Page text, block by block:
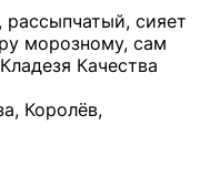
сияет
морозному, сам
Качества
Королёв,